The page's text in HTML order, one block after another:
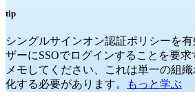
tip
シングルサインオン認証ポリシーを
ザーにSSOでログインすることを要求
メモしてください、これは単一の組
化する必要があります。
もっと学ぶ